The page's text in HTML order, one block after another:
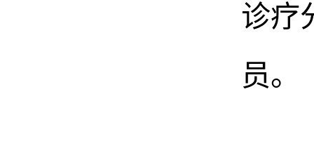
诊疗
员。